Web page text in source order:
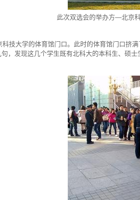
此次双选会的举办方—北京
技大学的体育馆门口。此时的体育馆门口挤
，发现这几个学生既有北科大的本科生、硕